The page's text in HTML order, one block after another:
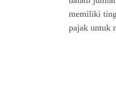
memiliki
pajak untuk